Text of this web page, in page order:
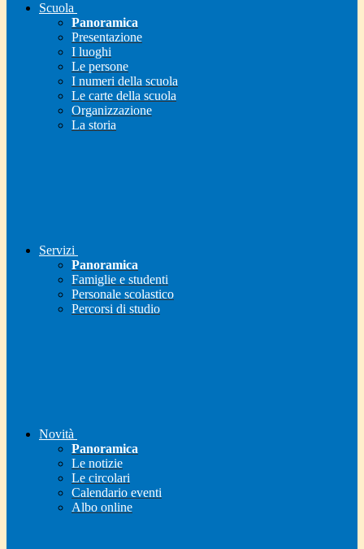
Scuola
Panoramica
Presentazione
I luoghi
Le persone
I numeri della scuola
Le carte della scuola
Organizzazione
La storia
Servizi
Panoramica
Famiglie e studenti
Personale scolastico
Percorsi di studio
Novità
Panoramica
Le notizie
Le circolari
Calendario eventi
Albo online